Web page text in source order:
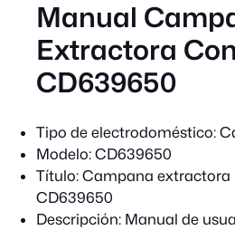
Manual
Extractora
CD639650
Tipo de electrodoméstico:
Modelo: CD639650
Título: Campana extractora
CD639650
Descripción: Manual de